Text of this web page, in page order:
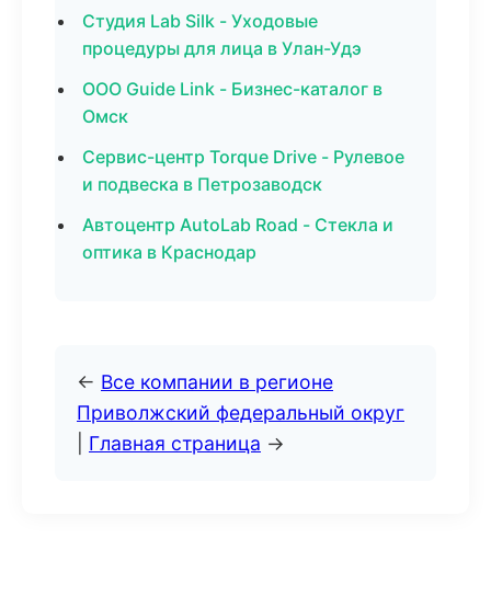
Студия Lab Silk - Уходовые
процедуры для лица в Улан-Удэ
ООО Guide Link - Бизнес-каталог в
Омск
Сервис-центр Torque Drive - Рулевое
и подвеска в Петрозаводск
Автоцентр AutoLab Road - Стекла и
оптика в Краснодар
← Все компании в регионе
Приволжский федеральный округ
Главная страница →